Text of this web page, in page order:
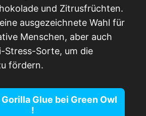
und Zitrusfrüchten.
ausgezeichnete Wahl für
Menschen, aber auch
Stress-Sorte, um die
fördern.
Glue bei Green Owl
!